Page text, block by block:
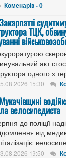
Коменарів - 0
ТЦК,
акт
одного з
15:30
велосипедиста
до поліції
від
19:50